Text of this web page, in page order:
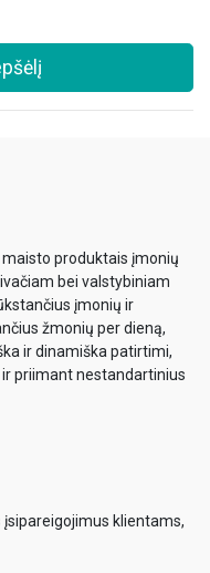
produktais įmonių
bei valstybiniam
įmonių ir
žmonių per dieną,
ir dinamiška patirtimi,
priimant nestandartinius
klientams,